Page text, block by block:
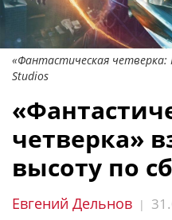
«Фантастическая
Studios
четверка»
высоту по
Евгений Дельнов |